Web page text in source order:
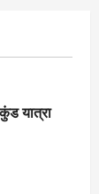
यात्रा